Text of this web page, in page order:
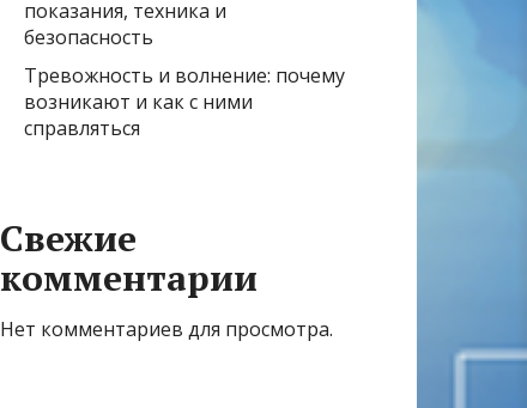
показания, техника и
безопасность
Тревожность и волнение: почему
возникают и как с ними
справляться
Свежие
комментарии
Нет комментариев для просмотра.